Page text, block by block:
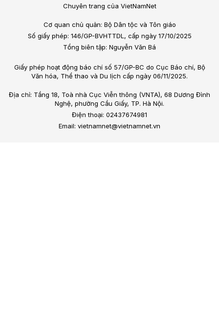
Chuyên trang của VietNamNet
Cơ quan chủ quản: Bộ Dân tộc và Tôn giáo
Số giấy phép: 146/GP-BVHTTDL, cấp ngày 17/10/2025
Tổng biên tập: Nguyễn Văn Bá
Giấy phép hoạt động báo chí số 57/GP-BC do Cục Báo chí, Bộ
Văn hóa, Thể thao và Du lịch cấp ngày 06/11/2025.
Địa chỉ: Tầng 18, Toà nhà Cục Viễn thông (VNTA), 68 Dương Đình
Nghệ, phường Cầu Giấy, TP. Hà Nội.
Điện thoại: 02437674981
Email: vietnamnet@vietnamnet.vn